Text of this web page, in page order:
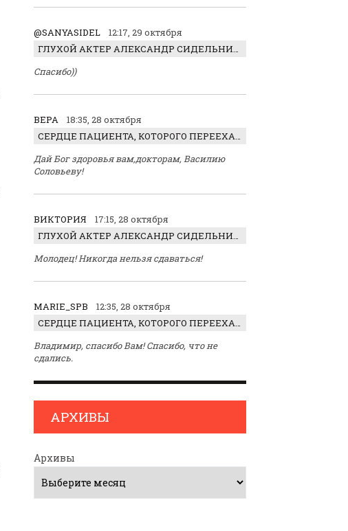
@SANYASIDEL
12:17, 29 октября
ГЛУХОЙ АКТЕР АЛЕКСАНДР СИДЕЛЬНИКОВ: «С НАСЛАЖДЕНИЕМ ИГРАЛ ОТРИЦАТЕЛЬНОГО ГЕРОЯ!»
Спасибо))
ВЕРА
18:35, 28 октября
СЕРДЦЕ ПАЦИЕНТА, КОТОРОГО ПЕРЕЕХАЛ ТРАКТОР, ОБНАРУЖИЛИ… В ЖИВОТЕ
Дай Бог здоровья вам,докторам, Василию
Соловьеву!
ВИКТОРИЯ
17:15, 28 октября
ГЛУХОЙ АКТЕР АЛЕКСАНДР СИДЕЛЬНИКОВ: «С НАСЛАЖДЕНИЕМ ИГРАЛ ОТРИЦАТЕЛЬНОГО ГЕРОЯ!»
Молодец! Никогда нельзя сдаваться!
MARIE_SPB
12:35, 28 октября
СЕРДЦЕ ПАЦИЕНТА, КОТОРОГО ПЕРЕЕХАЛ ТРАКТОР, ОБНАРУЖИЛИ… В ЖИВОТЕ
Владимир, спасибо Вам! Спасибо, что не
сдались.
АРХИВЫ
Архивы